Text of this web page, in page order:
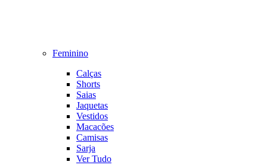
Feminino
Calças
Shorts
Saias
Jaquetas
Vestidos
Macacões
Camisas
Sarja
Ver Tudo